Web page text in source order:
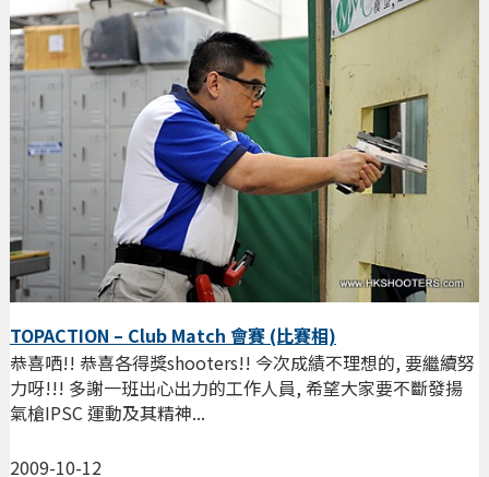
TOPACTION – Club Match 會賽 (比賽相)
2009-10-12
恭喜哂!! 恭喜各得獎shooters!! 今次成績不理想的, 要繼續努
力呀!!! 多謝一班出心出力的工作人員, 希望大家要不斷發揚
氣槍IPSC 運動及其精神...